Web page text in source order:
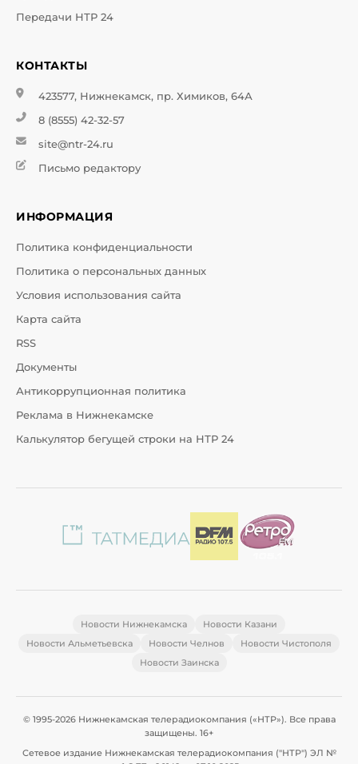
Передачи НТР 24
КОНТАКТЫ
423577, Нижнекамск, пр. Химиков, 64А
8 (8555) 42-32-57
site@ntr-24.ru
Письмо редактору
ИНФОРМАЦИЯ
Политика конфиденциальности
Политика о персональных данных
Условия использования сайта
Карта сайта
RSS
Документы
Антикоррупционная политика
Реклама в Нижнекамске
Калькулятор бегущей строки на НТР 24
Новости Нижнекамска
Новости Казани
Новости Альметьевска
Новости Челнов
Новости Чистополя
Новости Заинска
© 1995-2026 Нижнекамская телерадиокомпания («НТР»). Все права
защищены. 16+
Сетевое издание Нижнекамская телерадиокомпания ("НТР") ЭЛ №